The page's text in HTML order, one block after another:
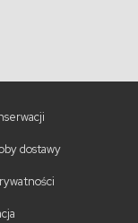
dostawy